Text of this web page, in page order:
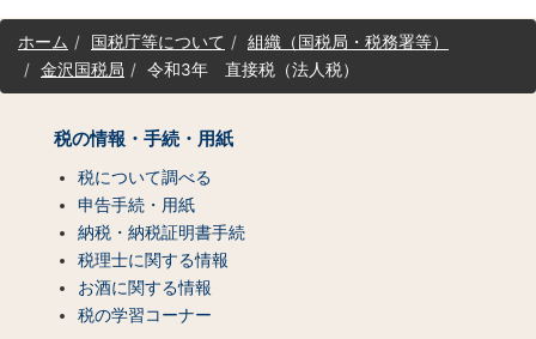
サ
イホーム 国税庁等について
組織（国税局・税務署等）
金沢国税局
令和3年 直接税（法人税）
税の情報・手続・用紙
税について調べる
申告手続・用紙
納税・納税証明書手続
税理士に関する情報
お酒に関する情報
税の学習コーナー